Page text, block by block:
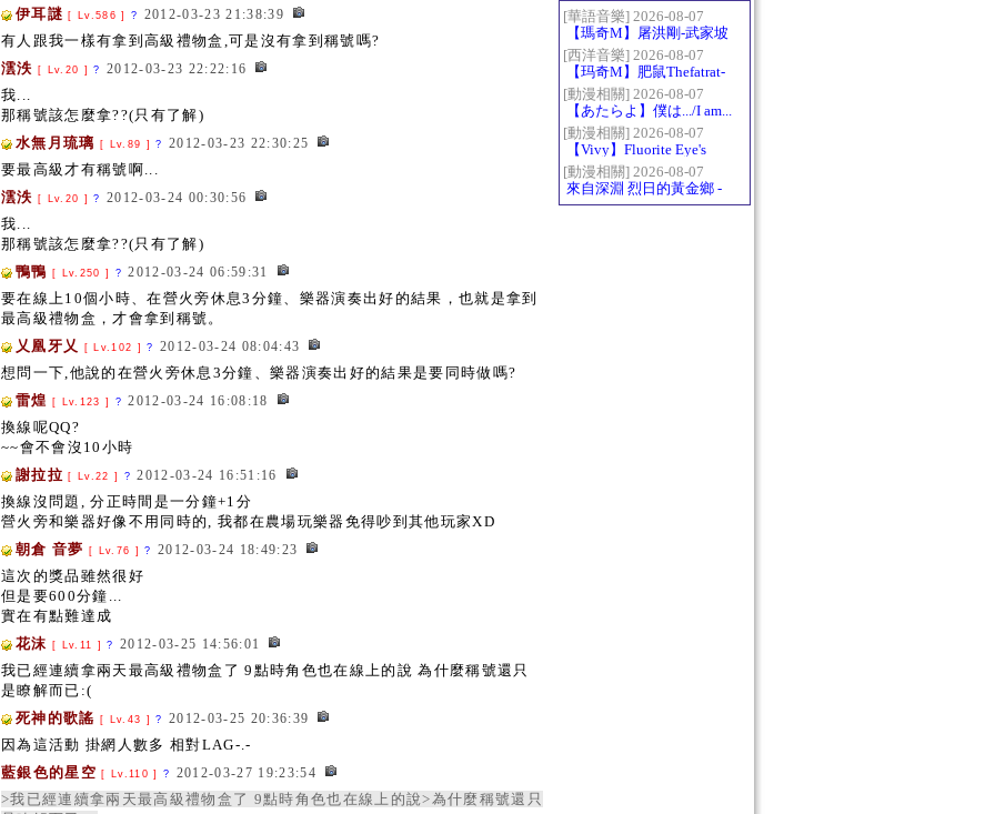
伊耳謎 [ Lv.586 ] ? 2012-03-23 21:38:39
有人跟我一樣有拿到高級禮物盒,可是沒有拿到稱號嗎?
澐泆 [ Lv.20 ]? 2012-03-23 22:22:16
我...
那稱號該怎麼拿??(只有了解)
水無月琉璃 [ Lv.89 ]? 2012-03-23 22:30:25
要最高級才有稱號啊...
澐泆 [ Lv.20 ]? 2012-03-24 00:30:56
我...
那稱號該怎麼拿??(只有了解)
鴨鴨 [ Lv.250 ] ? 2012-03-24 06:59:31
要在線上10個小時、在營火旁休息3分鐘、樂器演奏出好的結果，也就是拿到
最高級禮物盒，才會拿到稱號。
乂凰牙乂 [ Lv.102 ]? 2012-03-24 08:04:43
想問一下,他說的在營火旁休息3分鐘、樂器演奏出好的結果是要同時做嗎?
雷煌 [ Lv.123 ] ? 2012-03-24 16:08:18
換線呢QQ?
~~會不會沒10小時
謝拉拉 [ Lv.22 ] ? 2012-03-24 16:51:16
換線沒問題, 分正時間是一分鐘+1分
營火旁和樂器好像不用同時的, 我都在農場玩樂器免得吵到其他玩家XD
朝倉 音夢 [ Lv.76 ]? 2012-03-24 18:49:23
這次的獎品雖然很好
但是要600分鐘...
實在有點難達成
花沫 [ Lv.11 ]? 2012-03-25 14:56:01
我已經連續拿兩天最高級禮物盒了 9點時角色也在線上的說 為什麼稱號還只
是瞭解而已:(
死神的歌謠 [ Lv.43 ]? 2012-03-25 20:36:39
因為這活動 掛網人數多 相對LAG-.-
藍銀色的星空 [ Lv.110 ] ? 2012-03-27 19:23:54
>我已經連續拿兩天最高級禮物盒了 9點時角色也在線上的說>為什麼稱號還只
[華語音樂] 2026-08-07
【瑪奇M】屠洪剛-武家坡
2021
[西洋音樂] 2026-08-07
【玛奇M】肥鼠Thefatrat-
Monody
[動漫相關] 2026-08-07
【あたらよ】僕は.../I am...
（我內心的糟糕念頭/僕の
心のヤバイやつ第二季
OP）
[動漫相關] 2026-08-07
【Vivy】Fluorite Eye's
Song
[動漫相關] 2026-08-07
來自深淵 烈日的黃金鄉 -
Gravity